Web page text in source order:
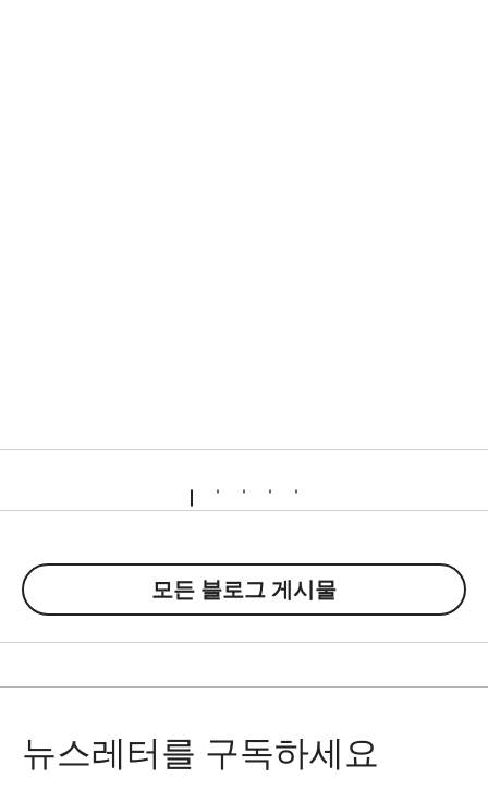
모든 블로그 게시물
뉴스레터를 구독하세요